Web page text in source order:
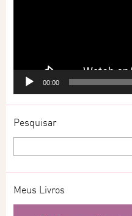
00:00
Pesquisar
Meus Livros